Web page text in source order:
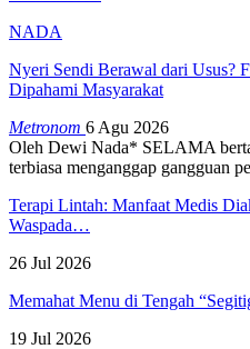
NADA
Nyeri Sendi Berawal dari Usus?
Dipahami Masyarakat
Metronom 6 Agu 2026
Oleh Dewi Nada* SELAMA
terbiasa menganggap gangguan
Terapi Lintah: Manfaat Medis
Waspada…
26 Jul 2026
Memahat Menu di Tengah
19 Jul 2026